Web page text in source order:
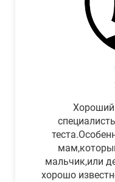
Хороший
мальчик,или
хорошо